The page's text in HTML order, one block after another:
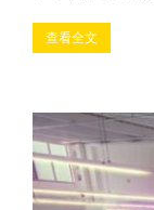
查看全文